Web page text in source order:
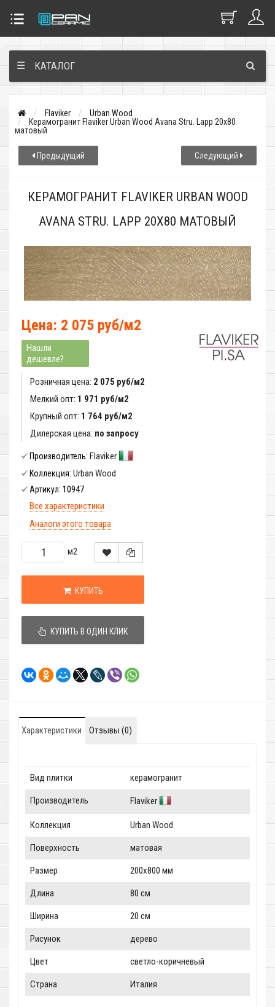
☰ КАТАЛОГ
Flaviker
Urban Wood
Керамогранит Flaviker Urban Wood Avana Stru. Lapp 20x80
матовый
Предыдущий Следующий
КЕРАМОГРАНИТ FLAVIKER URBAN WOOD
AVANA STRU. LAPP 20X80 МАТОВЫЙ
Цена: 2 075 руб/м2
Нашли
дешевле?
Розничная цена: 2 075 руб/м2
Мелкий опт: 1 971 руб/м2
Крупный опт: 1 764 руб/м2
Дилерская цена: по запросу
Производитель: Flaviker
Коллекция: Urban Wood
Артикул: 10947
Все характеристики
Аналоги этого товара
м2
КУПИТЬ
КУПИТЬ В ОДИН КЛИК
Характеристики Отзывы (0)
Вид плитки керамогранит
Производитель Flaviker
Коллекция Urban Wood
Поверхность матовая
Размер 200x800 мм
Длина 80 см
Ширина 20 см
Рисунок дерево
Цвет светло-коричневый
Страна Италия